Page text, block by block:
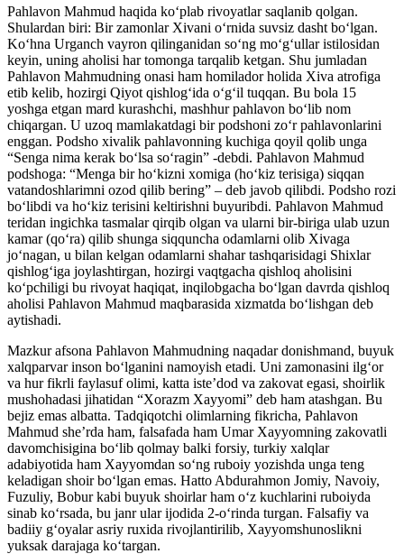
Pahlavon Mahmud haqida ko‘plab rivoyatlar saqlanib qolgan.
Shulardan biri: Bir zamonlar Xivani o‘rnida suvsiz dasht bo‘lgan.
Ko‘hna Urganch vayron qilinganidan so‘ng mo‘g‘ullar istilosidan
keyin, uning aholisi har tomonga tarqalib ketgan. Shu jumladan
Pahlavon Mahmudning onasi ham homilador holida Xiva atrofiga
etib kelib, hozirgi Qiyot qishlog‘ida o‘g‘il tuqqan. Bu bola 15
yoshga etgan mard kurashchi, mashhur pahlavon bo‘lib nom
chiqargan. U uzoq mamlakatdagi bir podshoni zo‘r pahlavonlarini
enggan. Podsho xivalik pahlavonning kuchiga qoyil qolib unga
“Senga nima kerak bo‘lsa so‘ragin” -debdi. Pahlavon Mahmud
podshoga: “Menga bir ho‘kizni xomiga (ho‘kiz terisiga) siqqan
vatandoshlarimni ozod qilib bering” – deb javob qilibdi. Podsho rozi
bo‘libdi va ho‘kiz terisini keltirishni buyuribdi. Pahlavon Mahmud
teridan ingichka tasmalar qirqib olgan va ularni bir-biriga ulab uzun
kamar (qo‘ra) qilib shunga siqquncha odamlarni olib Xivaga
jo‘nagan, u bilan kelgan odamlarni shahar tashqarisidagi Shixlar
qishlog‘iga joylashtirgan, hozirgi vaqtgacha qishloq aholisini
ko‘pchiligi bu rivoyat haqiqat, inqilobgacha bo‘lgan davrda qishloq
aholisi Pahlavon Mahmud maqbarasida xizmatda bo‘lishgan deb
aytishadi.
Mazkur afsona Pahlavon Mahmudning naqadar donishmand, buyuk
xalqparvar inson bo‘lganini namoyish etadi. Uni zamonasini ilg‘or
va hur fikrli faylasuf olimi, katta iste’dod va zakovat egasi, shoirlik
mushohadasi jihatidan “Xorazm Xayyomi” deb ham atashgan. Bu
bejiz emas albatta. Tadqiqotchi olimlarning fikricha, Pahlavon
Mahmud she’rda ham, falsafada ham Umar Xayyomning zakovatli
davomchisigina bo‘lib qolmay balki forsiy, turkiy xalqlar
adabiyotida ham Xayyomdan so‘ng ruboiy yozishda unga teng
keladigan shoir bo‘lgan emas. Hatto Abdurahmon Jomiy, Navoiy,
Fuzuliy, Bobur kabi buyuk shoirlar ham o‘z kuchlarini ruboiyda
sinab ko‘rsada, bu janr ular ijodida 2-o‘rinda turgan. Falsafiy va
badiiy g‘oyalar asriy ruxida rivojlantirilib, Xayyomshunoslikni
yuksak darajaga ko‘targan.